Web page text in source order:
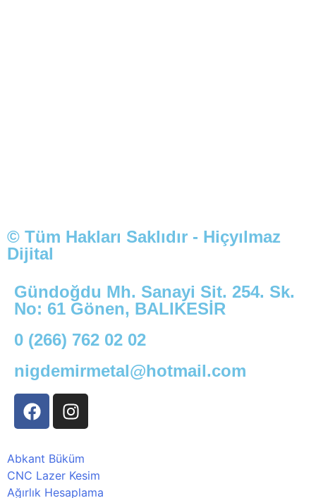
© Tüm Hakları Saklıdır - Hiçyılmaz
Dijital
Gündoğdu Mh. Sanayi Sit. 254. Sk.
No: 61 Gönen, BALIKESİR
0 (266) 762 02 02
nigdemirmetal@hotmail.com
Abkant Büküm
CNC Lazer Kesim
Ağırlık Hesaplama